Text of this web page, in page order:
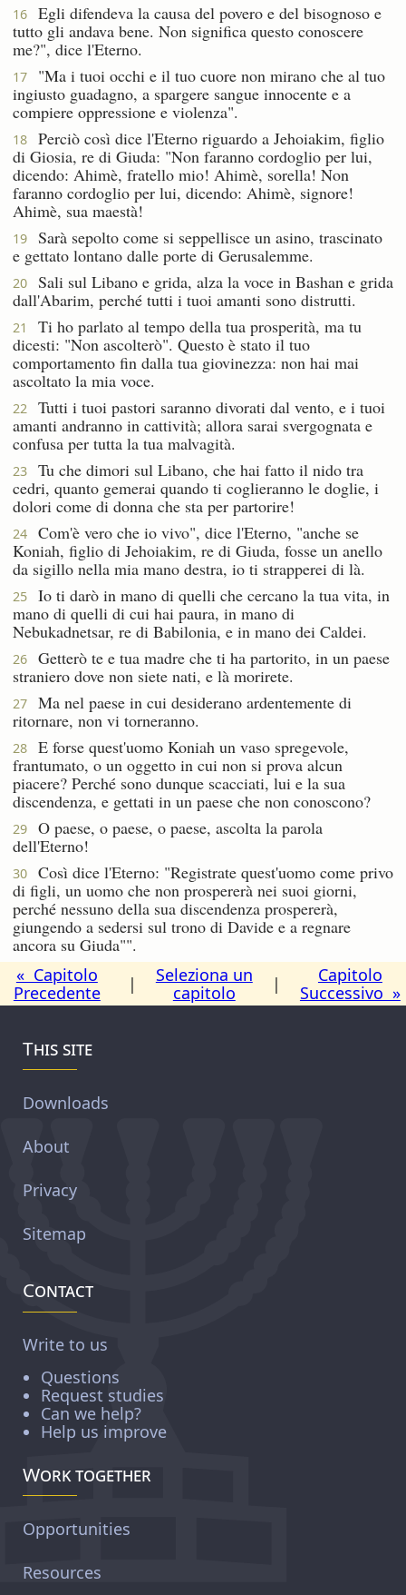
16
Egli difendeva la causa del povero e del bisognoso e
tutto gli andava bene. Non significa questo conoscere
me?", dice l'Eterno.
17
"Ma i tuoi occhi e il tuo cuore non mirano che al tuo
ingiusto guadagno, a spargere sangue innocente e a
compiere oppressione e violenza".
18
Perciò così dice l'Eterno riguardo a Jehoiakim, figlio
di Giosia, re di Giuda: "Non faranno cordoglio per lui,
dicendo: Ahimè, fratello mio! Ahimè, sorella! Non
faranno cordoglio per lui, dicendo: Ahimè, signore!
Ahimè, sua maestà!
19
Sarà sepolto come si seppellisce un asino, trascinato
e gettato lontano dalle porte di Gerusalemme.
20
Sali sul Libano e grida, alza la voce in Bashan e grida
dall'Abarim, perché tutti i tuoi amanti sono distrutti.
21
Ti ho parlato al tempo della tua prosperità, ma tu
dicesti: "Non ascolterò". Questo è stato il tuo
comportamento fin dalla tua giovinezza: non hai mai
ascoltato la mia voce.
22
Tutti i tuoi pastori saranno divorati dal vento, e i tuoi
amanti andranno in cattività; allora sarai svergognata e
confusa per tutta la tua malvagità.
23
Tu che dimori sul Libano, che hai fatto il nido tra
cedri, quanto gemerai quando ti coglieranno le doglie, i
dolori come di donna che sta per partorire!
24
Com'è vero che io vivo", dice l'Eterno, "anche se
Koniah, figlio di Jehoiakim, re di Giuda, fosse un anello
da sigillo nella mia mano destra, io ti strapperei di là.
25
Io ti darò in mano di quelli che cercano la tua vita, in
mano di quelli di cui hai paura, in mano di
Nebukadnetsar, re di Babilonia, e in mano dei Caldei.
26
Getterò te e tua madre che ti ha partorito, in un paese
straniero dove non siete nati, e là morirete.
27
Ma nel paese in cui desiderano ardentemente di
ritornare, non vi torneranno.
28
E forse quest'uomo Koniah un vaso spregevole,
frantumato, o un oggetto in cui non si prova alcun
piacere? Perché sono dunque scacciati, lui e la sua
discendenza, e gettati in un paese che non conoscono?
29
O paese, o paese, o paese, ascolta la parola
dell'Eterno!
30
Così dice l'Eterno: "Registrate quest'uomo come privo
di figli, un uomo che non prospererà nei suoi giorni,
perché nessuno della sua discendenza prospererà,
giungendo a sedersi sul trono di Davide e a regnare
ancora su Giuda"".
« Capitolo
Precedente
|
Seleziona un
capitolo
|
Capitolo
Successivo »
This site
Downloads
About
Privacy
Sitemap
Contact
Write to us
Questions
Request studies
Can we help?
Help us improve
Work together
Opportunities
Resources